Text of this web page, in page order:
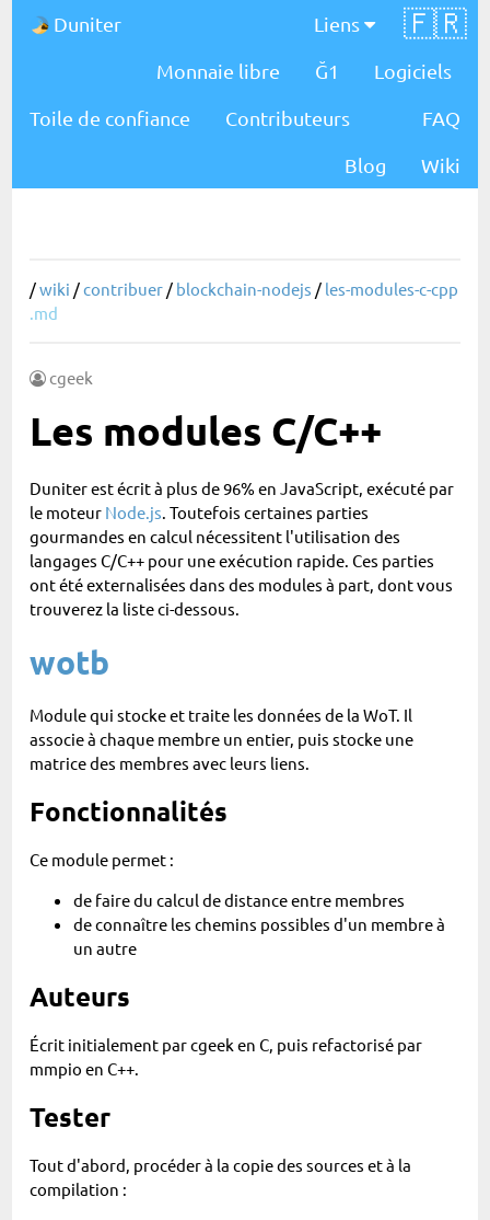
Duniter 🇫🇷
Liens
Monnaie libre Ğ1 Logiciels
Toile de confiance Contributeurs FAQ
Wiki
Blog
/wiki /contribuer / blockchain-nodejs / les-modules-c-cpp
.md
cgeek
Les modules C/C++
Duniter est écrit à plus de 96% en JavaScript, exécuté par
le moteur Node.js. Toutefois certaines parties
gourmandes en calcul nécessitent l'utilisation des
langages C/C++ pour une exécution rapide. Ces parties
ont été externalisées dans des modules à part, dont vous
trouverez la liste ci-dessous.
wotb
Module qui stocke et traite les données de la WoT. Il
associe à chaque membre un entier, puis stocke une
matrice des membres avec leurs liens.
Fonctionnalités
Ce module permet :
de faire du calcul de distance entre membres
de connaître les chemins possibles d'un membre à
un autre
Auteurs
Écrit initialement par cgeek en C, puis refactorisé par
mmpio en C++.
Tester
Tout d'abord, procéder à la copie des sources et à la
compilation :